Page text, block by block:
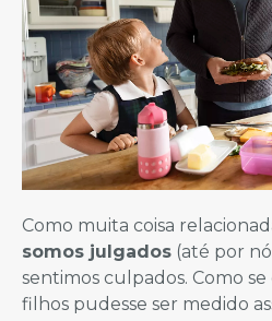
Como muita coisa
somos julgados (até por
sentimos culpados. Como
filhos pudesse ser medido